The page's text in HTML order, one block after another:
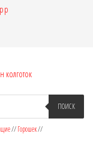
магазин
Naja Street тонкие,
чулки, лосиныПОИСК
//Горошек//